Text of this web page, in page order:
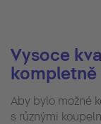
Vysoce
Aby bylo možné
s různými